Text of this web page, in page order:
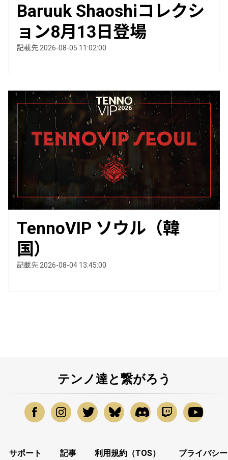
Baruuk Shaoshiコレクシ
ョン8月13日登場
記載先 2026-08-05 11:02:00
TennoVIP ソウル（韓
国）
記載先 2026-08-04 13:45:00
テンノ達と繋がろう
サポート 記事 利用規約（TOS）
プライバシー